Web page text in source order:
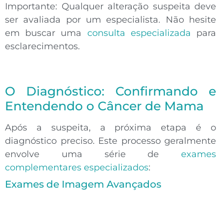
Importante: Qualquer alteração suspeita deve
ser avaliada por um especialista. Não hesite
em buscar uma consulta especializada para
esclarecimentos.
O Diagnóstico: Confirmando e
Entendendo o Câncer de Mama
Após a suspeita, a próxima etapa é o
diagnóstico preciso. Este processo geralmente
envolve uma série de exames
complementares especializados:
Exames de Imagem Avançados